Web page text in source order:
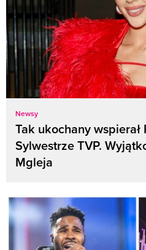
Newsy
Tak ukochany wspierał
Sylwestrze TVP.
Mgleja